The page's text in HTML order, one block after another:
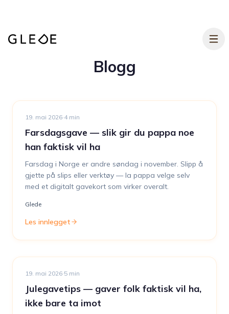
Blogg
19. mai 2026·4min
Farsdagsgave — slik gir du pappa noe
han faktisk vil ha
Farsdag i Norge er andre søndag i november. Slipp å
gjette på slips eller verktøy — la pappa velge selv
med et digitalt gavekort som virker overalt.
Glede
Les innlegget
19. mai 2026·5 min
Julegavetips — gaver folk faktisk vil ha,
ikke bare ta imot